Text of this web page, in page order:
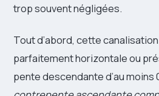
trop souvent négligées.
Tout d’abord, cette
parfaitement horizontale ou
pente descendante d’au moins